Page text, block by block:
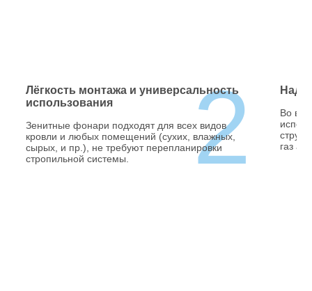
Лёгкость монтажа и универсальность
использования
Зенитные фонари подходят для всех видов
кровли и любых помещений (сухих, влажных,
сырых, и пр.), не требуют перепланировки
стропильной системы.
2
Во
газ